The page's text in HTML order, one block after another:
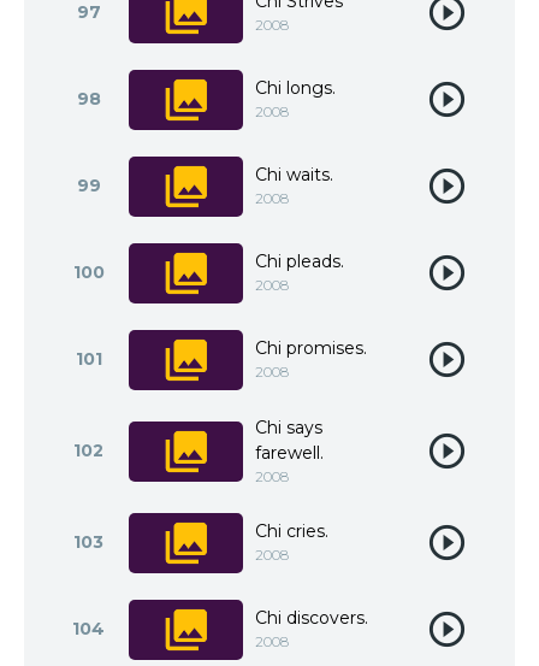
97
2008
98 Chi longs.
2008
99 Chi waits.
2008
100 Chi pleads.
2008
101 Chi promises.
2008
102
Chi says
farewell.
2008
103 Chi cries.
2008
104 Chi discovers.
2008